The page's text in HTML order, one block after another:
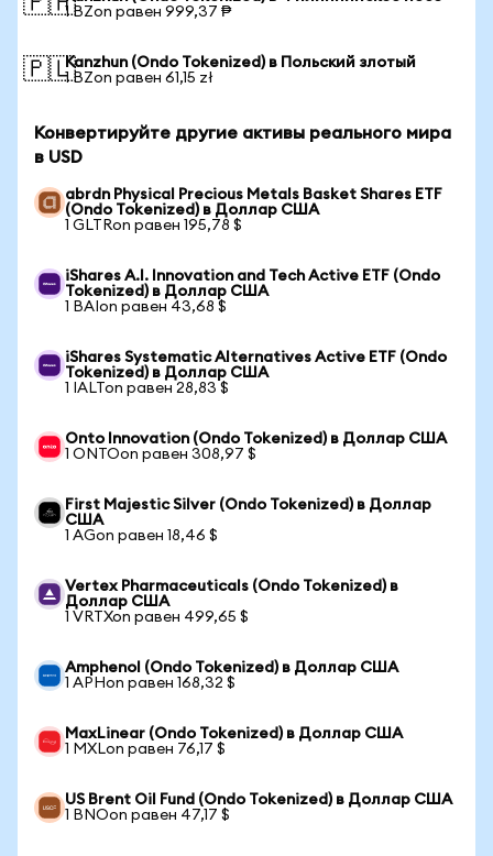
1 BZon равен 999,37 ₱
🇵🇱Kanzhun (Ondo Tokenized) в Польский злотый
1 BZon равен 61,15 zł
Конвертируйте другие активы реального мира
в USD
abrdn Physical Precious Metals Basket Shares ETF
(Ondo Tokenized) в Доллар США
1 GLTRon равен 195,78 $
iShares A.I. Innovation and Tech Active ETF (Ondo
Tokenized) в Доллар США
1 BAIon равен 43,68 $
iShares Systematic Alternatives Active ETF (Ondo
Tokenized) в Доллар США
1 IALTon равен 28,83 $
Onto Innovation (Ondo Tokenized) в Доллар США
1 ONTOon равен 308,97 $
First Majestic Silver (Ondo Tokenized) в Доллар
США
1 AGon равен 18,46 $
Vertex Pharmaceuticals (Ondo Tokenized) в
Доллар США
1 VRTXon равен 499,65 $
Amphenol (Ondo Tokenized) в Доллар США
1 APHon равен 168,32 $
MaxLinear (Ondo Tokenized) в Доллар США
1 MXLon равен 76,17 $
US Brent Oil Fund (Ondo Tokenized) в Доллар США
1 BNOon равен 47,17 $